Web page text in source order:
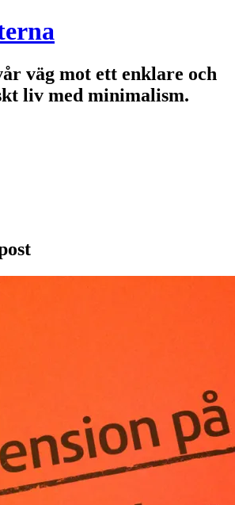
väg mot ett enklare och
liv med minimalism.